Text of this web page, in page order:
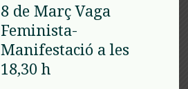
8 de Març Vaga
Feminista-
Manifestació a les
18,30 h